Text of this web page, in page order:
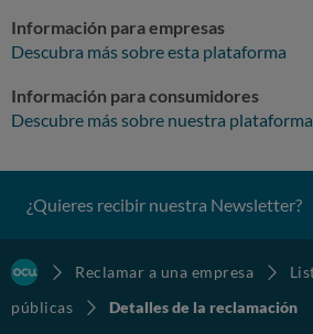
Información para empresas
Descubra más sobre esta plataforma
Información para consumidores
Descubre más sobre nuestra plataforma
¿Quieres recibir nuestra Newsletter?
Reclamar a una empresa
públicas
Detalles de la reclamación